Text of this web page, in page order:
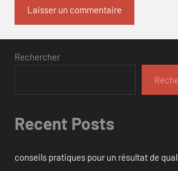
Rechercher
Recent Posts
conseils pratiques pour un résultat de